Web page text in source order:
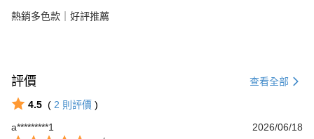
熱銷多色款｜好評推薦
評價 查看全部
4.5 ( 2 則評價 )
a*********1
2026/06/18